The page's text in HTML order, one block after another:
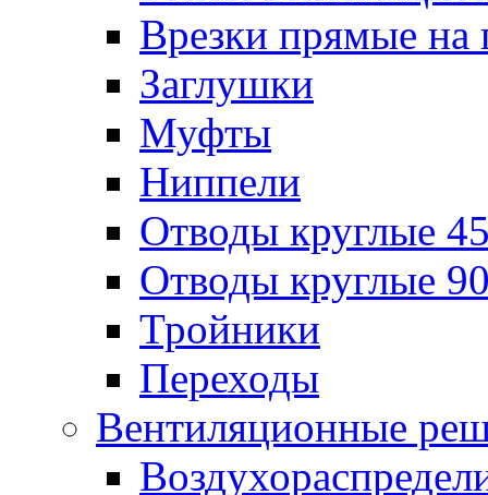
Врезки прямые на
Заглушки
Муфты
Ниппели
Отводы круглые
Отводы круглые
Тройники
Переходы
Вентиляционные